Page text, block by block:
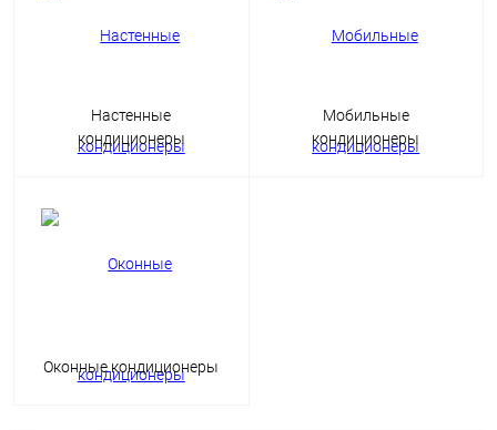
Настенные
кондиционеры
Мобильные
кондиционеры
Оконные кондиционеры